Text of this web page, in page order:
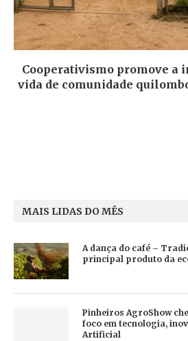
Cooperativismo promove a
vida de comunidade
MAIS LIDAS DO MÊS
A dança do café –
principal produto da
Pinheiros AgroShow
foco em tecnologia,
Artificial